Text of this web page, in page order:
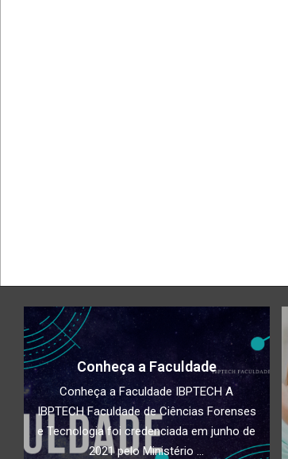
Conheça a Faculdade
Conheça a Faculdade IBPTECH A
IBPTECH Faculdade de Ciências Forenses
e Tecnologia foi credenciada em junho de
2021 pelo Ministério ...